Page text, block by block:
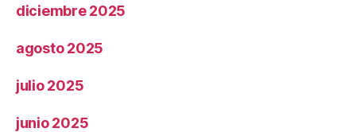
diciembre 2025
agosto 2025
julio 2025
junio 2025